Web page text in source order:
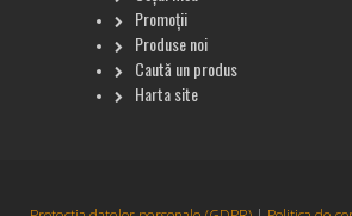
Promoții
Produse noi
Caută un produs
Harta site